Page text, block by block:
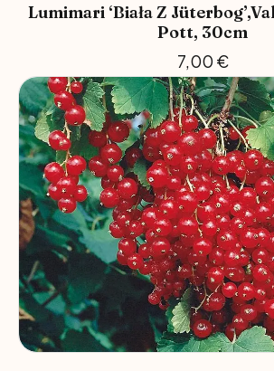
Lumimari ‘Biała Z
Pott, 30cm
7,00 €